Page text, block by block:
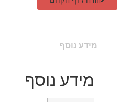
מידע נוסף
מידע נוסף